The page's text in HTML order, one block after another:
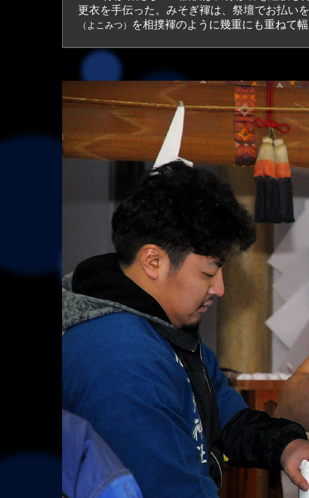
更衣を手伝った。みそぎ褌は、祭壇でお払い
（よこみつ） を相撲褌のように幾重にも重ねて